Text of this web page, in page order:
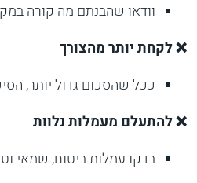
וודאו שהבנתם מה קורה
❌ לקחת יותר מהצורך
ככל שהסכום גדול יותר,
❌ להתעלם מעמלות נלוות
בדקו עמלות ביטוח, שמאי